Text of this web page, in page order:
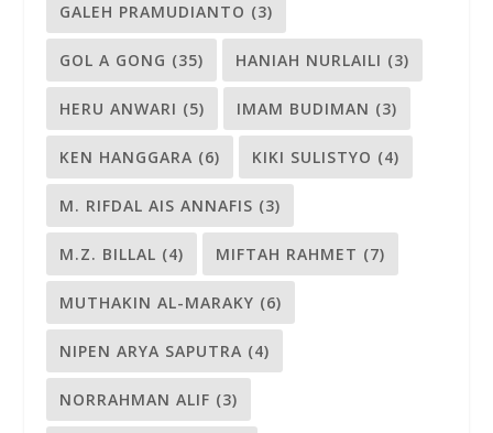
GALEH PRAMUDIANTO (3)
GOL A GONG (35) HANIAH NURLAILI (3)
HERU ANWARI (5) IMAM BUDIMAN (3)
KEN HANGGARA (6) KIKI SULISTYO (4)
M. RIFDAL AIS ANNAFIS (3)
M.Z. BILLAL (4) MIFTAH RAHMET (7)
MUTHAKIN AL-MARAKY (6)
NIPEN ARYA SAPUTRA (4)
NORRAHMAN ALIF (3)